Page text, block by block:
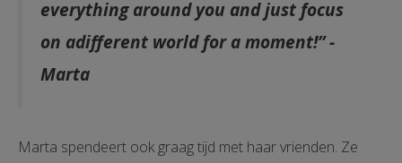
everything around you and just focus
on adifferent world for a moment!” -
Marta
Marta spendeert ook graag tijd met haar vrienden. Ze